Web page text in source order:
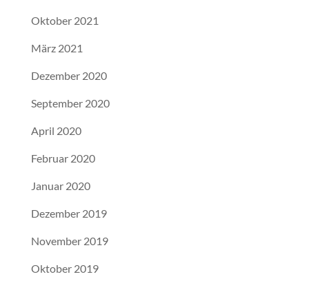
Oktober 2021
März 2021
Dezember 2020
September 2020
April 2020
Februar 2020
Januar 2020
Dezember 2019
November 2019
Oktober 2019